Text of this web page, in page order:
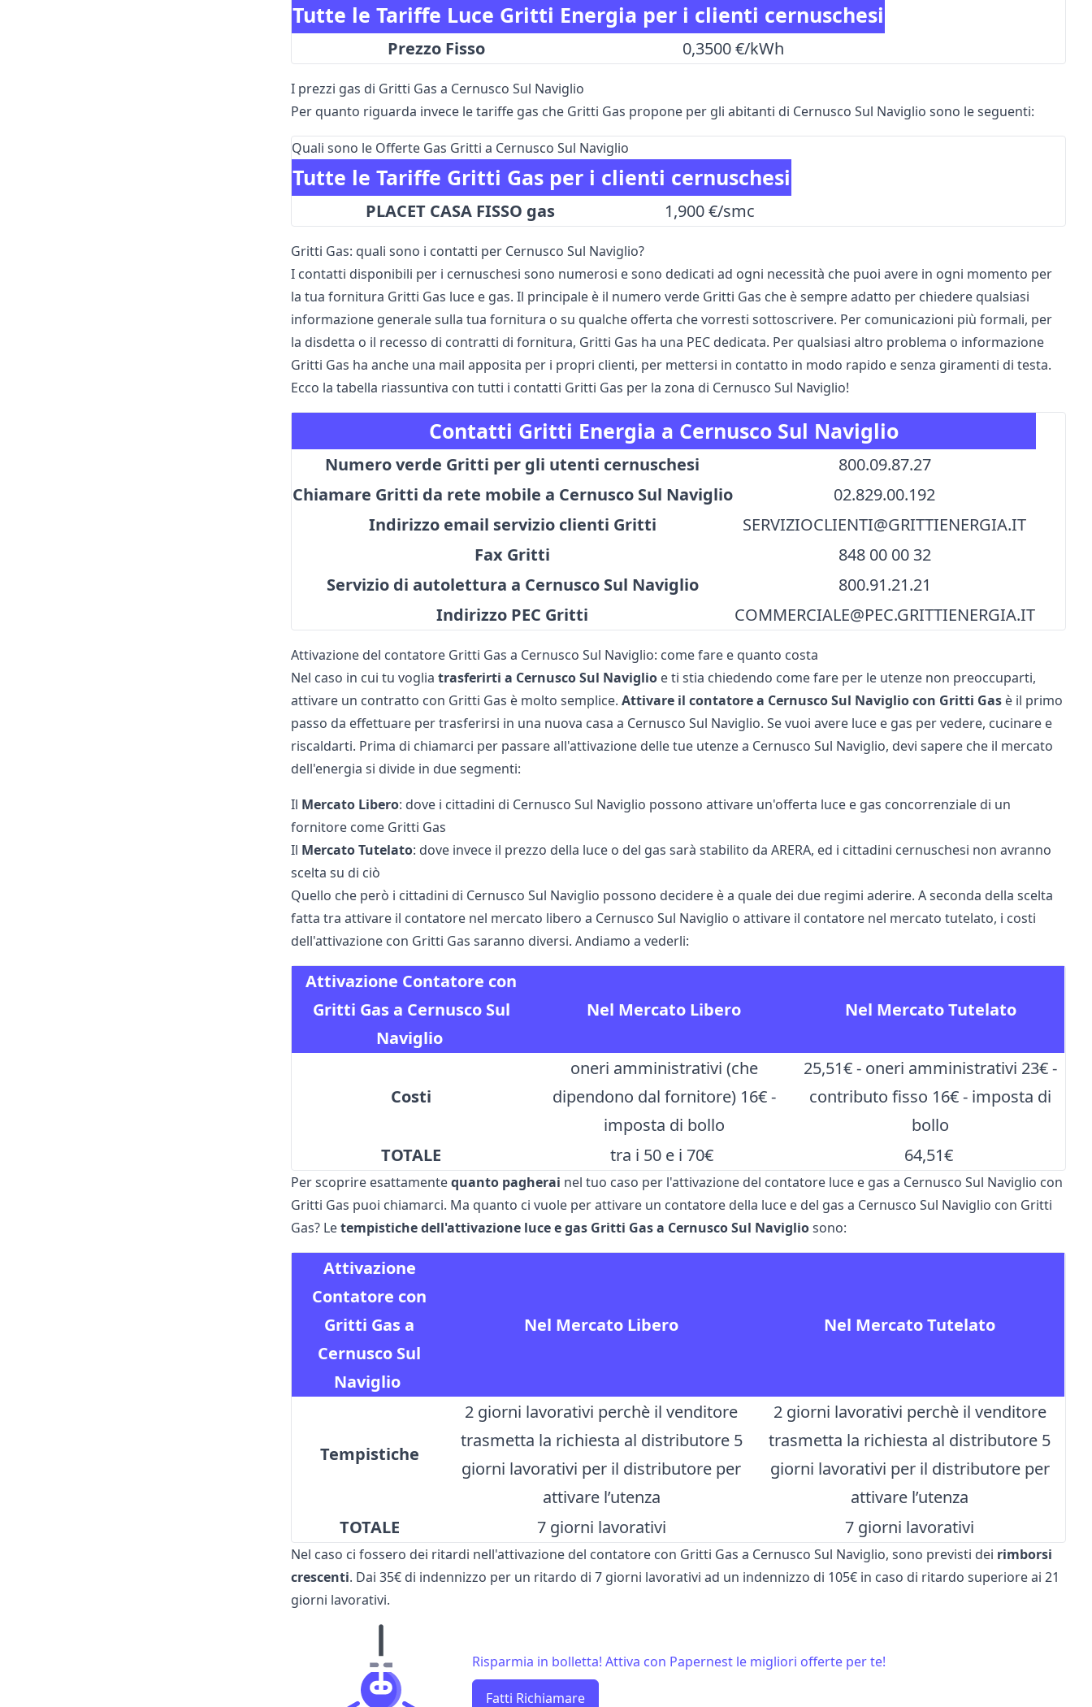
Tutte le Tariffe Luce Gritti Energia per i clienti cernuschesi
Prezzo Fisso 0,3500 €/kWh
I prezzi gas di Gritti Gas a Cernusco Sul Naviglio
Per quanto riguarda invece le tariffe gas che Gritti Gas propone per gli abitanti di Cernusco Sul Naviglio sono le seguenti:
Quali sono le Offerte Gas Gritti a Cernusco Sul Naviglio
Tutte le Tariffe Gritti Gas per i clienti cernuschesi
PLACET CASA FISSO gas 1,900 €/smc
Gritti Gas: quali sono i contatti per Cernusco Sul Naviglio?
I contatti disponibili per i cernuschesi sono numerosi e sono dedicati ad ogni necessità che puoi avere in ogni momento per
la tua fornitura Gritti Gas luce e gas. Il principale è il numero verde Gritti Gas che è sempre adatto per chiedere qualsiasi
informazione generale sulla tua fornitura o su qualche offerta che vorresti sottoscrivere. Per comunicazioni più formali, per
la disdetta o il recesso di contratti di fornitura, Gritti Gas ha una PEC dedicata. Per qualsiasi altro problema o informazione
Gritti Gas ha anche una mail apposita per i propri clienti, per mettersi in contatto in modo rapido e senza giramenti di testa.
Ecco la tabella riassuntiva con tutti i contatti Gritti Gas per la zona di Cernusco Sul Naviglio!
Contatti Gritti Energia a Cernusco Sul Naviglio
Numero verde Gritti per gli utenti cernuschesi
800.09.87.27
Chiamare Gritti da rete mobile a Cernusco Sul Naviglio
02.829.00.192
Indirizzo email servizio clienti Gritti
SERVIZIOCLIENTI@GRITTIENERGIA.IT
Fax Gritti
848 00 00 32
Servizio di autolettura a Cernusco Sul Naviglio
800.91.21.21
Indirizzo PEC Gritti
COMMERCIALE@PEC.GRITTIENERGIA.IT
Attivazione del contatore Gritti Gas a Cernusco Sul Naviglio: come fare e quanto costa
Nel caso in cui tu voglia trasferirti a Cernusco Sul Naviglioe ti stia chiedendo come fare per le utenze non preoccuparti,
attivare un contratto con Gritti Gas è molto semplice. Attivare il contatore a Cernusco Sul Naviglio con Gritti Gasè il primo
passo da effettuare per trasferirsi in una nuova casa a Cernusco Sul Naviglio. Se vuoi avere luce e gas per vedere, cucinare e
riscaldarti. Prima di chiamarci per passare all'attivazione delle tue utenze a Cernusco Sul Naviglio, devi sapere che il mercato
dell'energia si divide in due segmenti:
Il Mercato Libero: dove i cittadini di Cernusco Sul Naviglio possono attivare un'offerta luce e gas concorrenziale di un
fornitore come Gritti Gas
Il Mercato Tutelato: dove invece il prezzo della luce o del gas sarà stabilito da ARERA, ed i cittadini cernuschesi non avranno
scelta su di ciò
Quello che però i cittadini di Cernusco Sul Naviglio possono decidere è a quale dei due regimi aderire. A seconda della scelta
fatta tra attivare il contatore nel mercato libero a Cernusco Sul Naviglio o attivare il contatore nel mercato tutelato, i costi
dell'attivazione con Gritti Gas saranno diversi. Andiamo a vederli:
Attivazione Contatore con
Gritti Gas a Cernusco Sul
Naviglio
Nel Mercato Libero Nel Mercato Tutelato
Costi
oneri amministrativi (che
dipendono dal fornitore) 16€ -
imposta di bollo
25,51€ - oneri amministrativi 23€ -
contributo fisso 16€ - imposta di
bollo
TOTALE
tra i 50 e i 70€ 64,51€
Per scoprire esattamentequanto pagherai nel tuo caso per l'attivazione del contatore luce e gas a Cernusco Sul Naviglio con
Gritti Gas puoi chiamarci. Ma quanto ci vuole per attivare un contatore della luce e del gas a Cernusco Sul Naviglio con Gritti
Gas? Letempistiche dell'attivazione luce e gas Gritti Gas a Cernusco Sul Navigliosono:
Attivazione
Contatore con
Gritti Gas a
Cernusco Sul
Naviglio
Nel Mercato Libero Nel Mercato Tutelato
Tempistiche
2 giorni lavorativi perchè il venditore
trasmetta la richiesta al distributore 5
giorni lavorativi per il distributore per
attivare l’utenza
2 giorni lavorativi perchè il venditore
trasmetta la richiesta al distributore 5
giorni lavorativi per il distributore per
attivare l’utenza
TOTALE
7 giorni lavorativi 7 giorni lavorativi
Nel caso ci fossero dei ritardi nell'attivazione del contatore con Gritti Gas a Cernusco Sul Naviglio, sono previsti dei rimborsi
crescenti. Dai 35€ di indennizzo per un ritardo di 7 giorni lavorativi ad un indennizzo di 105€ in caso di ritardo superiore ai 21
giorni lavorativi.
Risparmia in bolletta! Attiva con Papernest le migliori offerte per te!
Fatti Richiamare